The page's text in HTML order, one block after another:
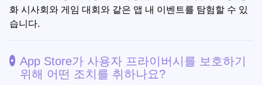
화 시사회와 게임 대회와 같은 앱 내 이벤트를 탐험할 수 있
습니다.
App Store가 사용자 프라이버시를 보호하기
위해 어떤 조치를 취하나요?